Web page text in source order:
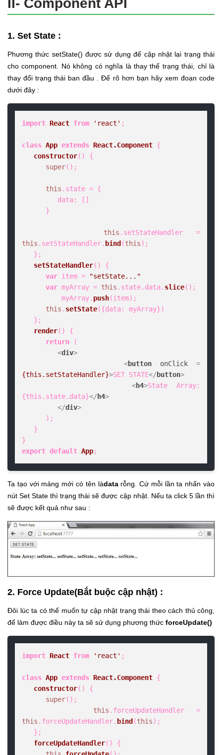
II- Component API
1. Set State :
Phương thức setState() được sử dụng để cập nhật lại trạng thái
cho component. Nó không có nghĩa là thay thế trạng thái, chỉ là
thay đổi trạng thái ban đầu . Để rõ hơn bạn hãy xem đoạn code
dưới đây :
import React from 'react' ;
class App extends React.Component {
constructor( ) {
super();
this . state = {
data: []
this . setStateHandler
this . setStateHandler. bind (this);
setStateHandler( ) {
var item =
"setState..."
var myArray = this . state. data. slice();
	  myArray.
push(item);
this . setState({data: myArray})
render( ) {
return (
<div>
<button onClick
{this.setStateHandler}>SET STATE</ button>
<h4>State Array:
{this.state.data}</ h4>
</div>
export default App;
Ta tạo với mảng mới có tên làdata rỗng. Cứ mỗi lần ta nhấn vào
nút Set State thì trạng thái sẽ được cập nhật. Nếu ta click 5 lần thì
sẽ được kết quả như sau :
2. Force Update(Bắt buộc cập nhật) :
Đôi lúc ta có thể muốn tự cập nhật trạng thái theo cách thủ công,
để làm được điều này ta sẽ sử dụng phương thức forceUpdate()
import React from 'react' ;
class App extends React.Component {
constructor( ) {
super();
this . forceUpdateHandler
this . forceUpdateHandler. bind (this);
forceUpdateHandler( ) {